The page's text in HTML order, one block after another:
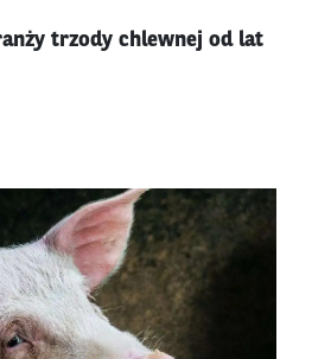
trzody chlewnej od lat